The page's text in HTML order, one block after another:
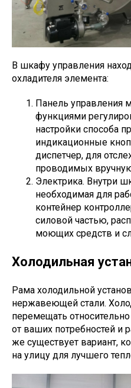
В шкафу управления
охладителя элемента:
Панель управления
функциями
настройки способа
индикационные
диспетчер, для
проводимых
Электрика. Внутри
необходимая для
контейнер
силовой частью,
моющих средств и
Холодильная
Рама холодильной
нержавеющей стали.
перемещать
от ваших потребностей и
же существует вариант,
на улицу для лучшего